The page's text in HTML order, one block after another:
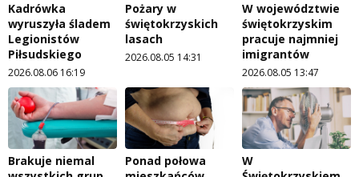
Kadrówka
wyruszyła śladem
Legionistów
Piłsudskiego
2026.08.06 16:19
Pożary w
świętokrzyskich
lasach
2026.08.05 14:31
W województwie
świętokrzyskim
pracuje najmniej
imigrantów
2026.08.05 13:47
Brakuje niemal
Ponad połowa
W